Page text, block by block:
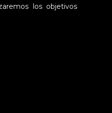
los objetivos